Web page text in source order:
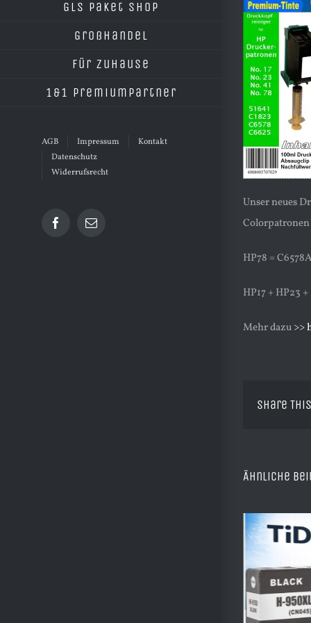
GLS Paket Shop
Großhandel
Für Zuhause
1&1 Premiumpartner
AGB Impressum
Kontakt
Datenschutz
Widerrufsrecht
Facebook
E-
Unser neues
HP78 =
HP17 + HP23
Mehr dazu>>
Share
Ähnliche